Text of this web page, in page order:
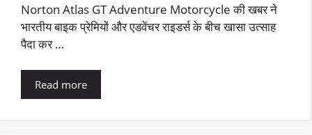
Norton Atlas GT Adventure Motorcycle की खबर ने
भारतीय बाइक प्रेमियों और एडवेंचर राइडर्स के बीच खासा उत्साह
पैदा कर …
Read more